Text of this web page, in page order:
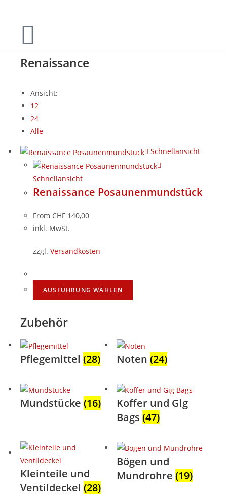
Renaissance
Ansicht:
12
24
Alle
Schnellansicht
Schnellansicht
Renaissance Posaunenmundstück
From CHF 140,00
inkl. MwSt.
zzgl. Versandkosten
AUSFÜHRUNG WÄHLEN
Zubehör
Pflegemittel (28) Noten(24)
Mundstücke (16)
Koffer und Gig
Bags(47)
Kleinteile und
Ventildeckel (28)
Bögen und
Mundrohre(19)